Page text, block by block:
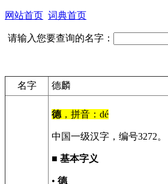
网站首页 词典首页
请输入您要查询的名字：
名字 德麟
德 ，拼音：dé
中国一级汉字，编号3272。
■ 基本字义
• 德